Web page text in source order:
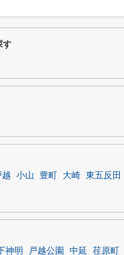
す
越 小山 豊町 大崎 東五反田
神明 戸越公園 中延 荏原町